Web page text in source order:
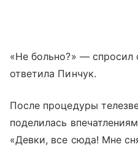
«Не больно?» — спросил
ответила Пинчук.
После процедуры
поделилась
«Девки, все сюда! Мне